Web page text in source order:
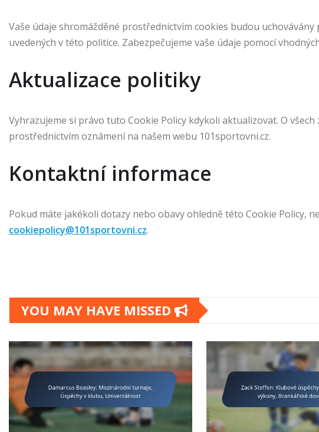
Vaše údaje shromážděné prostřednictvím cookies budou
uvedených v této politice. Zabezpečujeme vaše údaje pomocí
Aktualizace politiky
Vyhrazujeme si právo tuto Cookie Policy kdykoli aktualizovat. O
prostřednictvím oznámení na našem webu 101sportovni.cz.
Kontaktní informace
Pokud máte jakékoli dotazy nebo obavy ohledně této Cookie Policy,
cookiepolicy@101sportovni.cz.
YOU MAY HAVE MISSED